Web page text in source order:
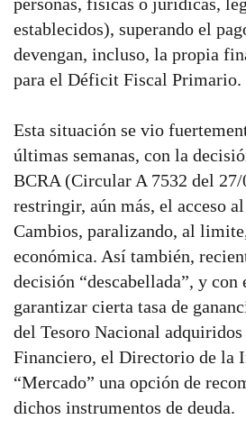
personas, físicas o jurídicas,
establecidos), superando el
devengan, incluso, la propia
para el Déficit Fiscal Primario.
Esta situación se vio
últimas semanas, con la
BCRA (Circular A 7532 del 27/
restringir, aún más, el acceso
Cambios, paralizando, al
económica. Así también,
decisión “descabellada”, y con
garantizar cierta tasa de
del Tesoro Nacional
Financiero, el Directorio de la
“Mercado” una opción de
dichos instrumentos de deuda.